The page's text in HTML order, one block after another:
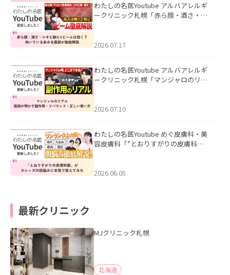
わたしの名医Youtube アルバアレルギ
ークリニック札幌「赤ら顔・酒さ・ニ
した。
2026.07.17
わたしの名医Youtube アルバアレルギ
ークリニック札幌「マンジャロのリア
た。
2026.07.10
わたしの名医Youtube めぐ皮膚科・美
容皮膚科「”とおりすがりの皮膚科
2026.06.05
最新クリニック
MJクリニック札幌
北海道